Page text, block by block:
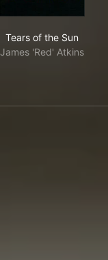
Tears of the Sun
James 'Red' Atkins